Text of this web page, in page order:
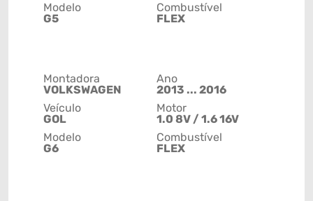
Modelo
G5
Combustível
FLEX
Montadora
VOLKSWAGEN
Veículo
GOL
Modelo
G6
Ano
2013 ... 2016
Motor
1.0 8V / 1.6 16V
Combustível
FLEX